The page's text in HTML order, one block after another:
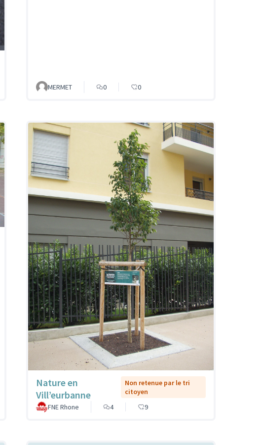
MERMET 0 0
Nature en
Vill’eurbanne
Non retenue par le tri
citoyen
FNE Rhone
4 9